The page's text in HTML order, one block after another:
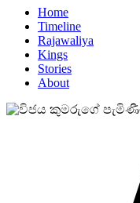
Home
Timeline
Rajawaliya
Kings
Stories
About